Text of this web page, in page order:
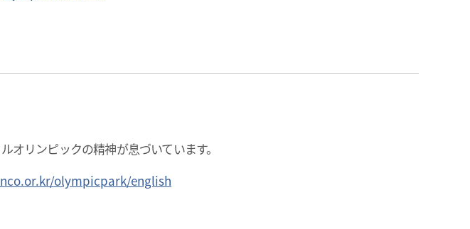
オリンピックの精神が息づいています。
olympicpark/english